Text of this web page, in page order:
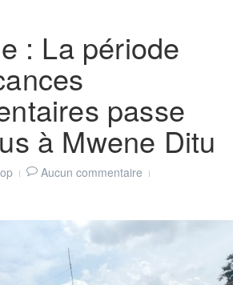
: La période
passe
à Mwene Ditu
Aucun commentaire